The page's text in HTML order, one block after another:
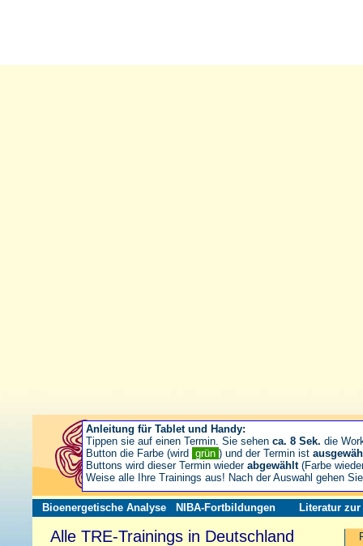
Bioenergetische Analyse NIBA-Fortbildungen Literatur zur
Alle TRE-Trainings in Deutschland
Anleitung für Tablet und Handy:
Tippen sie auf einen Termin. Sie sehen ca. 8 Sek. die
Button die Farbe (wird grün ) und der Termin ist
Buttons wird dieser Termin wieder abgewählt(Farbe
Weise alle Ihre Trainings aus! Nach der Auswahl gehen